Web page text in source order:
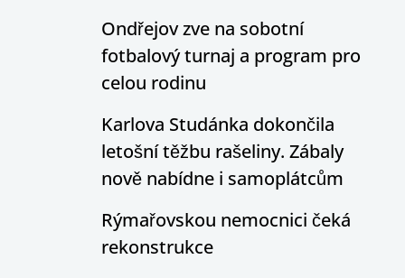
Ondřejov zve na sobotní
fotbalový turnaj a program pro
celou rodinu
Karlova Studánka dokončila
letošní těžbu rašeliny. Zábaly
nově nabídne i samoplátcům
Rýmařovskou nemocnici čeká
rekonstrukce